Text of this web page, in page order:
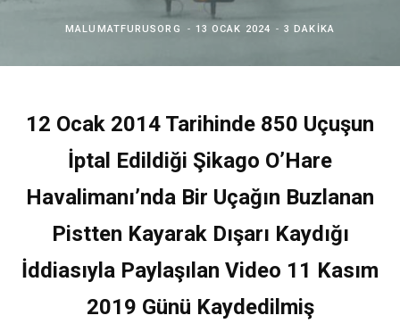
MALUMATFURUSORG 13 OCAK 2024 3 DAKIKA
12 Ocak 2014 Tarihinde 850 Uçuşun
İptal Edildiği Şikago O’Hare
Havalimanı’nda Bir Uçağın Buzlanan
Pistten Kayarak Dışarı Kaydığı
İddiasıyla Paylaşılan Video 11 Kasım
2019 Günü Kaydedilmiş